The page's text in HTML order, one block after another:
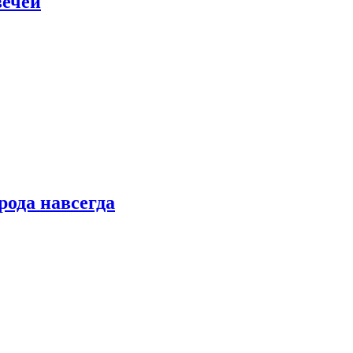
навсегда